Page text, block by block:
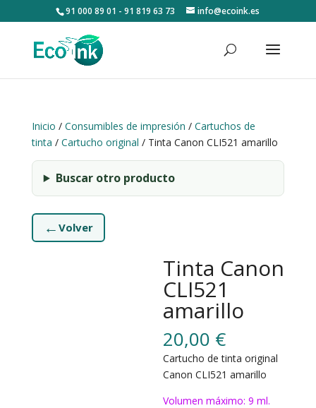
91 000 89 01 - 91 819 63 73 info@ecoink.es
Inicio / Consumibles de impresión / Cartuchos de
tinta / Cartucho original / Tinta Canon CLI521 amarillo
Buscar otro producto
← Volver
Tinta Canon
CLI521
amarillo
20,00 €
Cartucho de tinta original
Canon CLI521 amarillo
Volumen máximo: 9 ml.